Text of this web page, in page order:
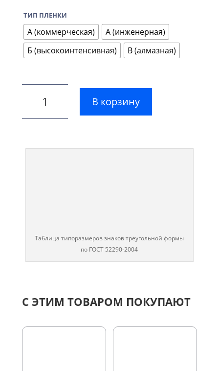
ТИП ПЛЕНКИ
А (коммерческая)
А (инженерная)
Б (высокоинтенсивная)
В (алмазная)
В корзину
Таблица типоразмеров знаков треугольной формы
по ГОСТ 52290-2004
С ЭТИМ ТОВАРОМ ПОКУПАЮТ